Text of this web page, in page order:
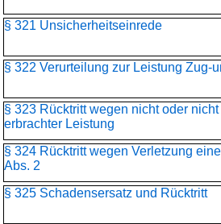
§ 321 Unsicherheitseinrede
§ 322 Verurteilung zur Leistung Zug-
§ 323 Rücktritt wegen nicht oder
erbrachter Leistung
§ 324 Rücktritt wegen Verletzung
Abs. 2
§ 325 Schadensersatz und Rücktritt